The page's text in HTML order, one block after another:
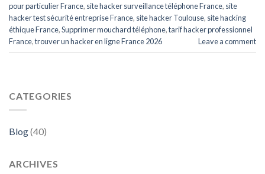
pour particulier France, site hacker surveillance téléphone France, site
hacker test sécurité entreprise France, site hacker Toulouse, site hacking
éthique France,Supprimer mouchard téléphone,tarif hacker professionnel
France,trouver un hacker en ligne France 2026 Leave a comment
CATEGORIES
Blog(40)
ARCHIVES